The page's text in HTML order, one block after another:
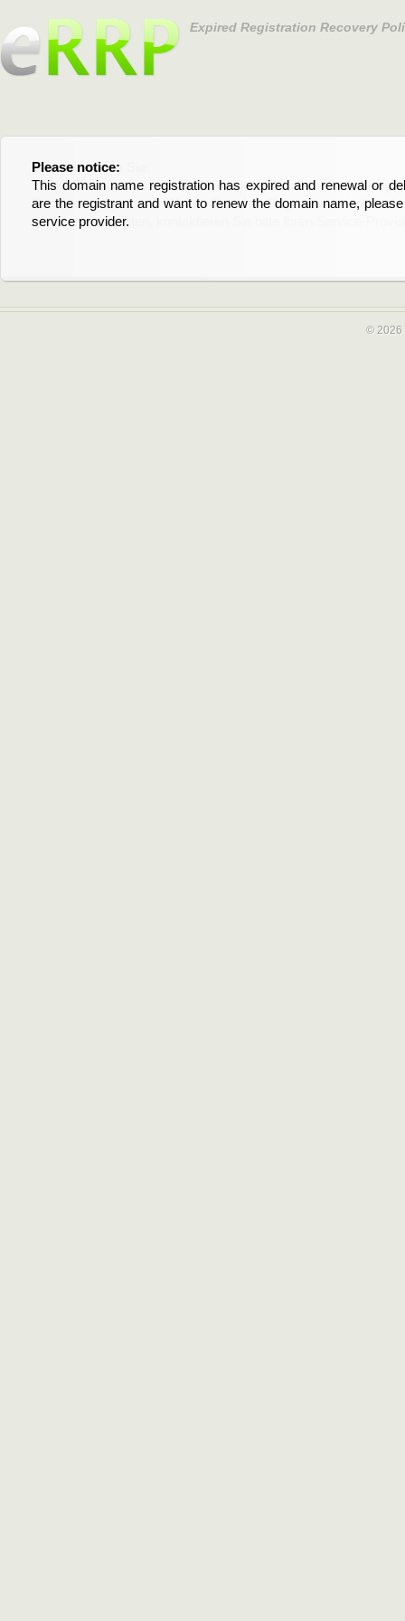
Expired Registration Recovery
Please notice:
This domain name registration has expired and renewal or
are the registrant and want to renew the domain name,
service provider.
Bitte beachten Sie:
Diese Domainregistrierung ist abgelaufen und die
Domain stehen an. Wenn Sie der Registrant sind und
verlängern möchten, kontaktieren Sie bitte Ihren Service-
© 2026